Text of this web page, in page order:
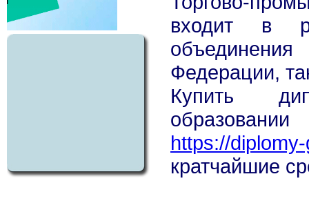
входит в
Федерации,
Купить
https://
кратчайшие